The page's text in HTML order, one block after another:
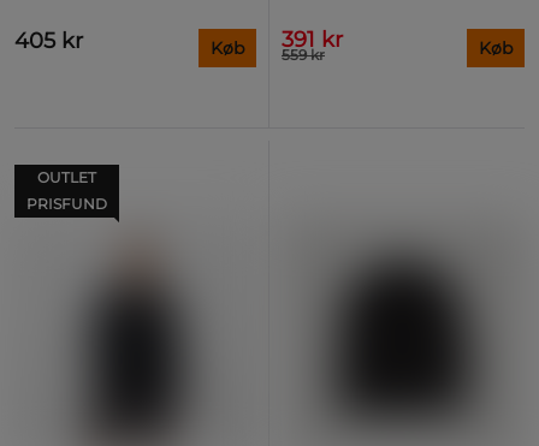
405 kr Køb 391 kr
559 kr Køb
OUTLET
PRISFUND